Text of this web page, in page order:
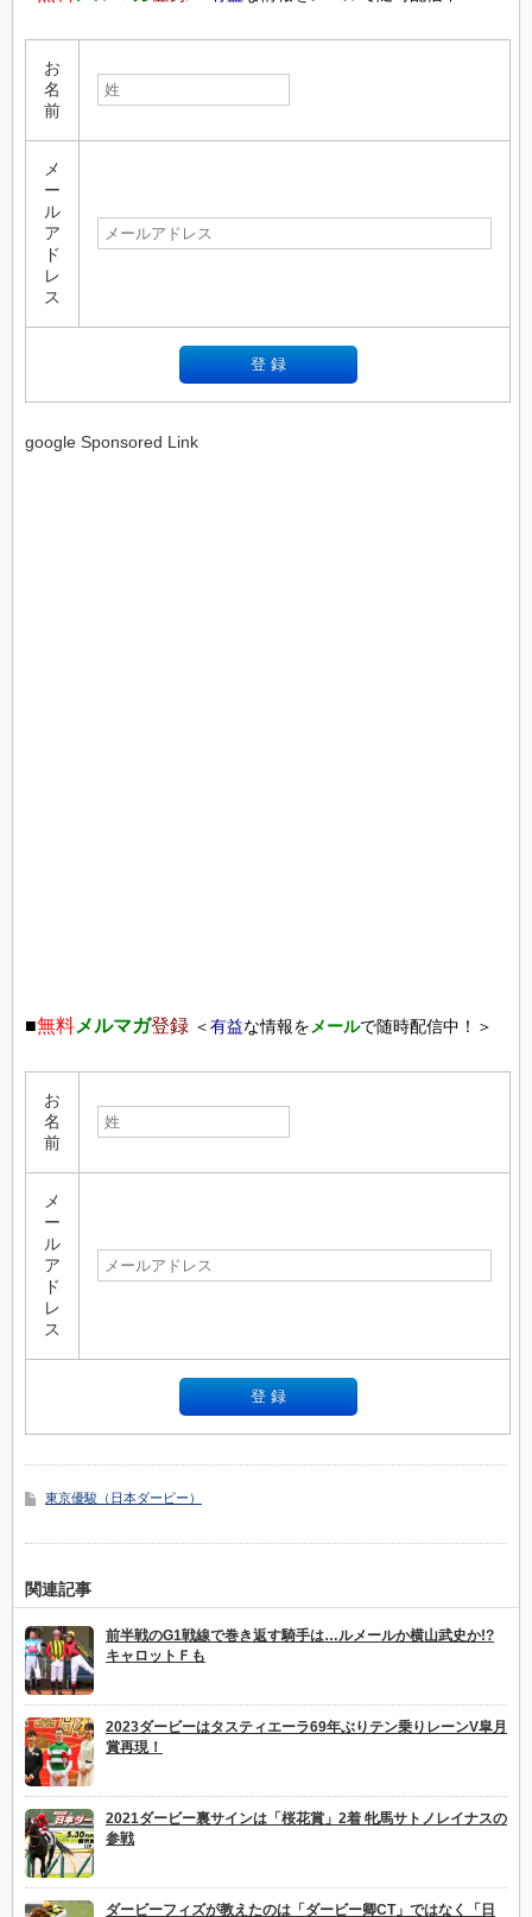
お
名
前
メ
ー
ル
ア
ド
レ
ス
google Sponsored Link
■無料メルマガ登録 ＜有益な情報をメールで随時配信中！＞
お
名
前
メ
ー
ル
ア
ド
レ
ス
東京優駿（日本ダービー）
関連記事
前半戦のG1戦線で巻き返す騎手は…ルメールか横山武史か!?
キャロットＦも
2023ダービーはタスティエーラ69年ぶりテン乗りレーンV皐月
賞再現！
2021ダービー裏サインは「桜花賞」2着 牝馬サトノレイナスの
参戦
ダービーフィズが教えたのは「ダービー卿CT」ではなく「日